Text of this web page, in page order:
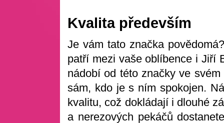
Kvalita především
Je vám tato značka
patří mezi vaše oblíbence i Jiří
nádobí od této značky ve
sám, kdo je s ním spokojen.
kvalitu, což dokládají i dlouhé
a nerezových pekáčů